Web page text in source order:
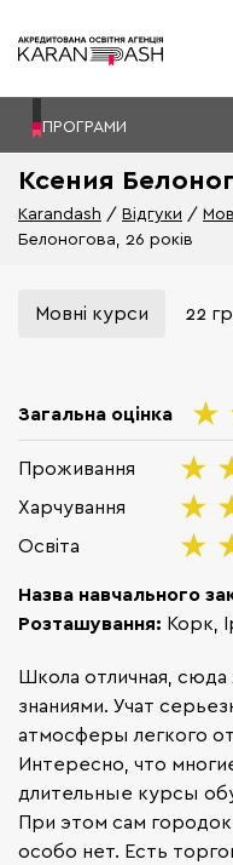
ПРОГРАМИ
Ксения
Karandash Відгуки
Белоногова, 26 років
Мовні курси 22
Загальна оцінка
Проживання
Харчування
Освіта
Назва навчального
Розташування: Корк,
Школа отличная,
знаниями. Учат
атмосферы легкого
Интересно, что
длительные курсы
При этом сам
особо нет. Есть